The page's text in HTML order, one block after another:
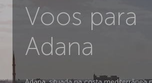
Voos para
Adana